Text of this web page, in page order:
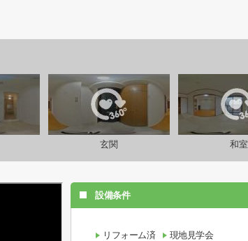
玄関 和室
設備条件
リフォーム済
現地見学会